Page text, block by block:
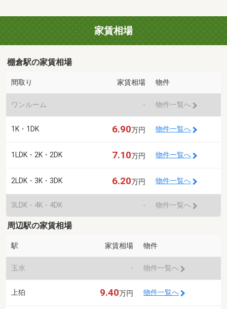
家賃相場
棚倉駅の家賃相場
間取り 家賃相場 物件
ワンルーム - 物件一覧へ
1K・1DK 6.90万円 物件一覧へ
1LDK・2K・2DK 7.10万円 物件一覧へ
2LDK・3K・3DK 6.20万円 物件一覧へ
3LDK・4K・4DK - 物件一覧へ
周辺駅の家賃相場
駅 家賃相場 物件
玉水 - 物件一覧へ
上狛 9.40万円 物件一覧へ